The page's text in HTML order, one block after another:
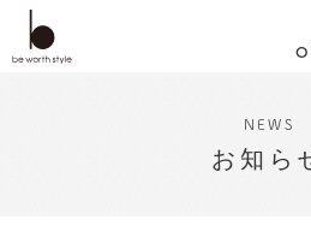
NEWS
お知ら